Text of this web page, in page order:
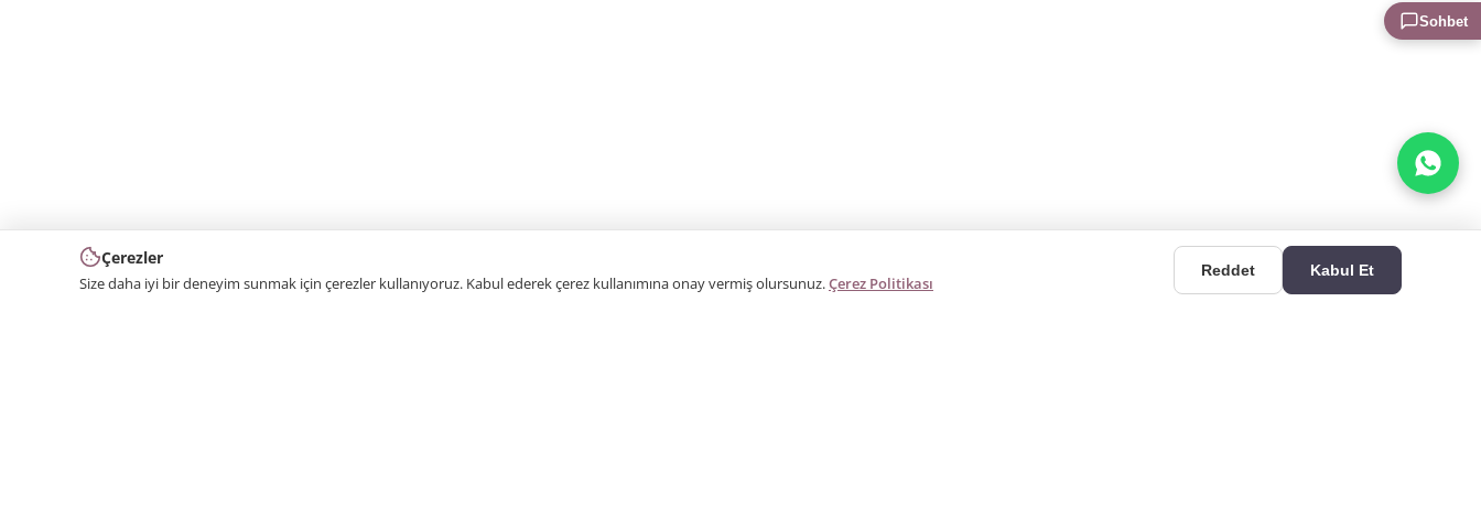
Çerezler
Size daha iyi bir deneyim sunmak için çerezler kullanıyoruz. Kabul ederek çerez kullanımına onay vermiş olursunuz.Çerez Politikası
Reddet Kabul Et
Sohbet